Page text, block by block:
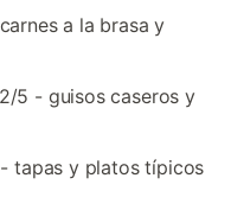
a la brasa y
5 - guisos caseros y
tapas y platos típicos